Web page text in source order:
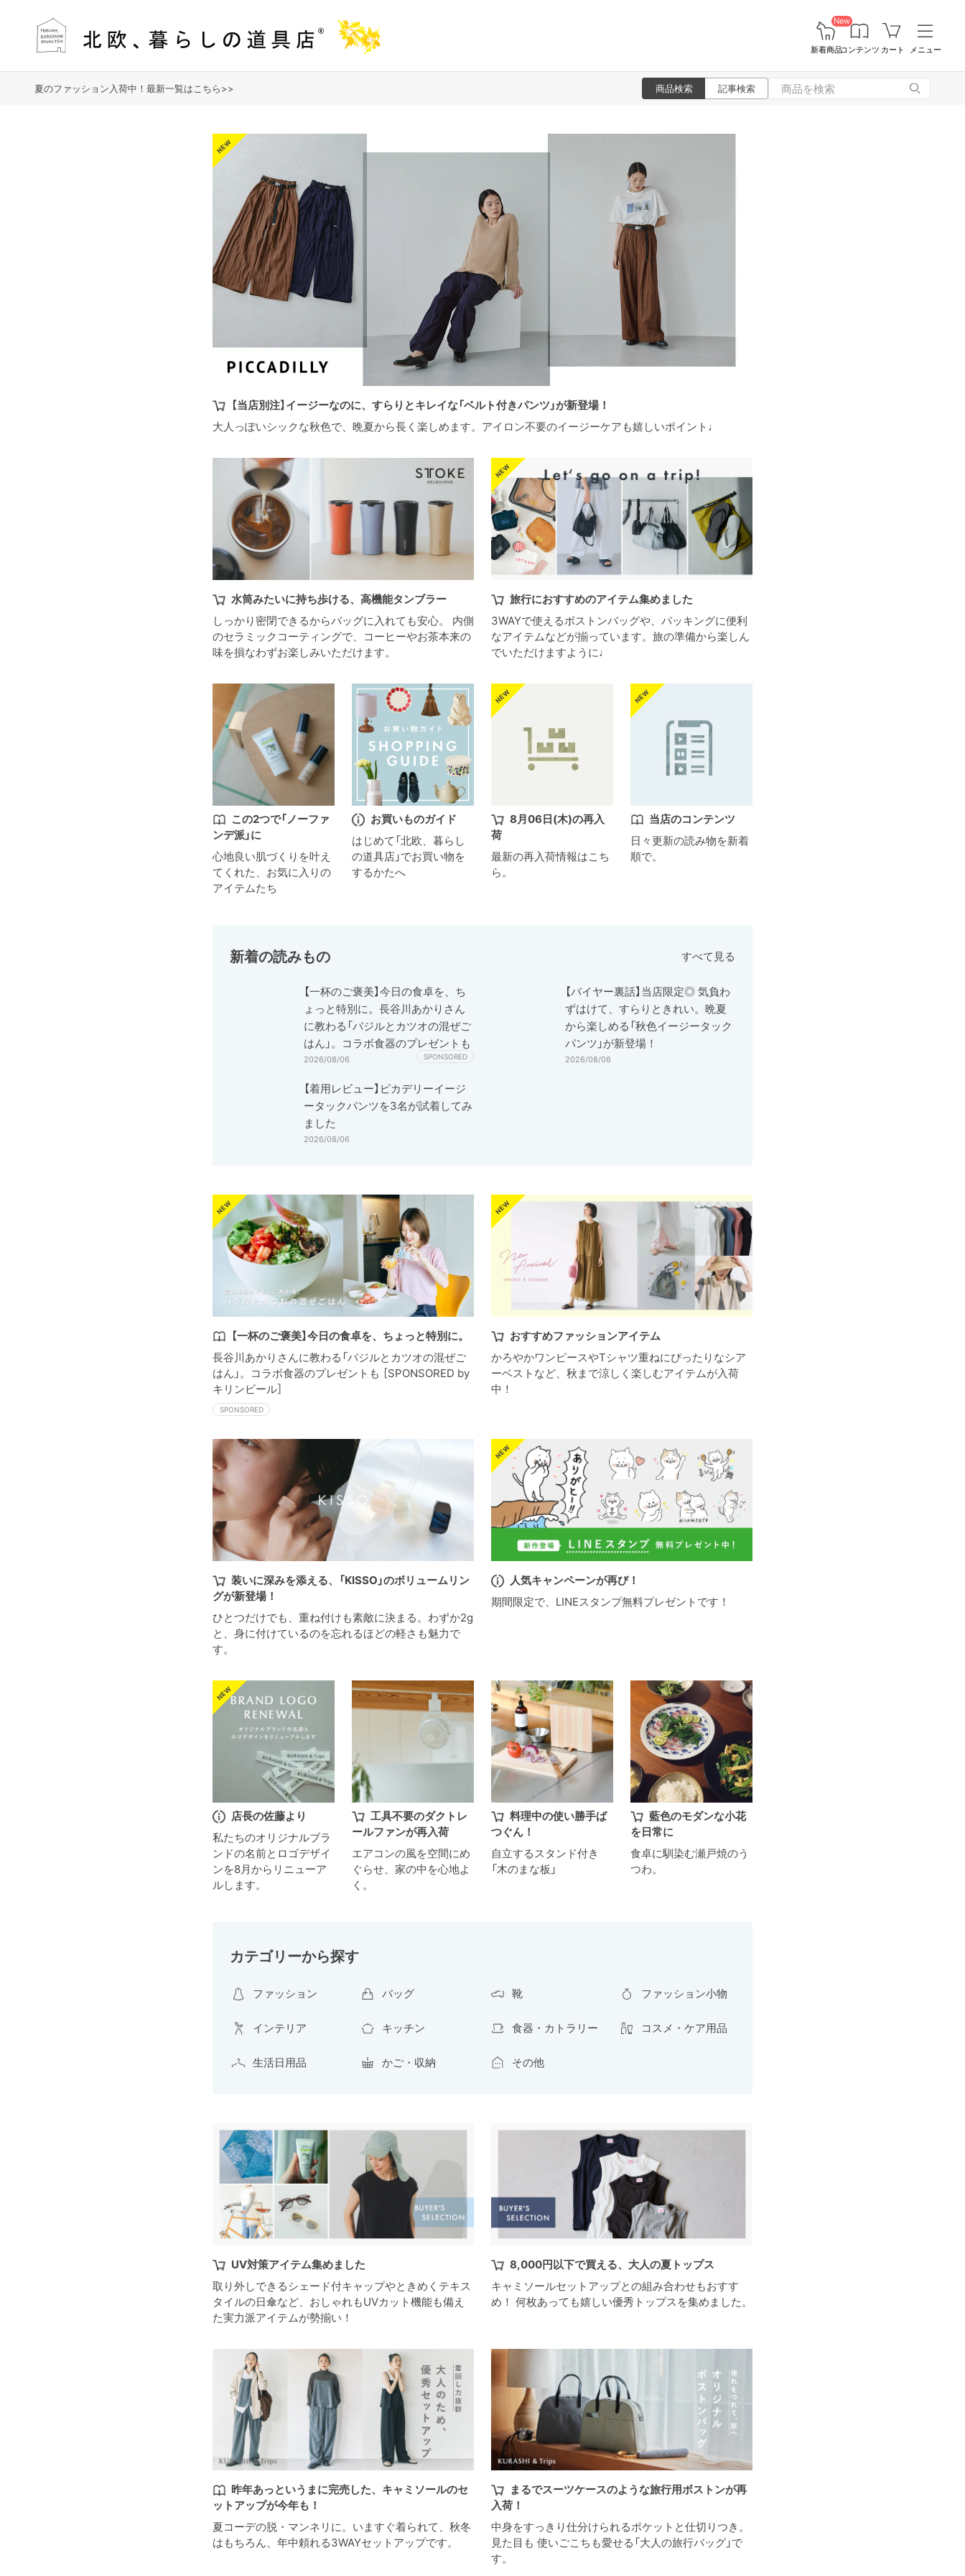
New
新着商品コンテンツ カート メニュー
夏のファッション入荷中！最新一覧はこちら>> 商品検索 記事検索
【当店別注】イージーなのに、すらりとキレイな「ベルト付きパンツ」が新登場！
大人っぽいシックな秋色で、晩夏から長く楽しめます。アイロン不要のイージーケアも嬉しいポイント♩
水筒みたいに持ち歩ける、高機能タンブラー
しっかり密閉できるからバッグに入れても安心。 内側
のセラミックコーティングで、コーヒーやお茶本来の
味を損なわずお楽しみいただけます。
旅行におすすめのアイテム集めました
3WAYで使えるボストンバッグや、パッキングに便利
なアイテムなどが揃っています。旅の準備から楽しん
でいただけますように♩
この2つで「ノーファ
ンデ派」に
心地良い肌づくりを叶え
てくれた、お気に入りの
アイテムたち
お買いものガイド
はじめて「北欧、暮らし
の道具店」でお買い物を
するかたへ
8月06日(木)の再入
荷
最新の再入荷情報はこち
ら。
当店のコンテンツ
日々更新の読み物を新着
順で。
新着の読みもの すべて見る
【一杯のご褒美】今日の食卓を、ち
ょっと特別に。長谷川あかりさん
に教わる「バジルとカツオの混ぜご
はん」。コラボ食器のプレゼントも
2026/08/06 SPONSORED
【バイヤー裏話】当店限定◎ 気負わ
ずはけて、すらりときれい。晩夏
から楽しめる「秋色イージータック
パンツ」が新登場！
2026/08/06
【着用レビュー】ピカデリーイージ
ータックパンツを3名が試着してみ
ました
2026/08/06
【一杯のご褒美】今日の食卓を、ちょっと特別に。
長谷川あかりさんに教わる「バジルとカツオの混ぜご
はん」。コラボ食器のプレゼントも ［SPONSORED by
キリンビール］
SPONSORED
おすすめファッションアイテム
かろやかワンピースやTシャツ重ねにぴったりなシア
ーベストなど、秋まで涼しく楽しむアイテムが入荷
中！
装いに深みを添える、「KISSO」のボリュームリン
グが新登場！
ひとつだけでも、重ね付けも素敵に決まる。わずか2g
と、身に付けているのを忘れるほどの軽さも魅力で
す。
人気キャンペーンが再び！
期間限定で、LINEスタンプ無料プレゼントです！
店長の佐藤より
私たちのオリジナルブラ
ンドの名前とロゴデザイ
ンを8月からリニューア
ルします。
工具不要のダクトレ
ールファンが再入荷
エアコンの風を空間にめ
ぐらせ、家の中を心地よ
く。
料理中の使い勝手ば
つぐん！
自立するスタンド付き
「木のまな板」
藍色のモダンな小花
を日常に
食卓に馴染む瀬戸焼のう
つわ。
カテゴリーから探す
ファッション バッグ 靴 ファッション小物
インテリア キッチン 食器・カトラリー コスメ・ケア用品
生活日用品 かご・収納 その他
UV対策アイテム集めました
取り外しできるシェード付キャップやときめくテキス
タイルの日傘など、おしゃれもUVカット機能も備え
た実力派アイテムが勢揃い！
8,000円以下で買える、大人の夏トップス
キャミソールセットアップとの組み合わせもおすす
め！ 何枚あっても嬉しい優秀トップスを集めました。
昨年あっというまに完売した、キャミソールのセ
ットアップが今年も！
夏コーデの脱・マンネリに。いますぐ着られて、秋冬
はもちろん、年中頼れる3WAYセットアップです。
まるでスーツケースのような旅行用ボストンが再
入荷！
中身をすっきり仕分けられるポケットと仕切りつき。
見た目も 使いごこちも愛せる「大人の旅行バッグ」で
す。